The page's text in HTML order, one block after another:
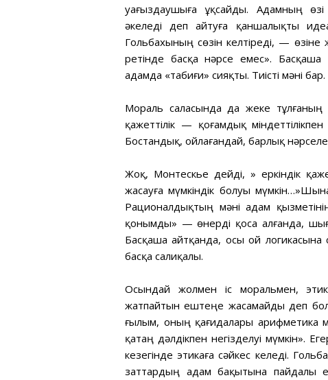
уағыздаушыға ұқсайды. Адамның
әкеледі деп айтуға қаншалықты
Гольбахының сөзін келтіреді, — өзіне
ретінде басқа нәрсе емес».
адамда «табиғи» сияқты. Тиісті мәні бар.
Мораль саласында да жеке тұлғаның
қажеттілік — қоғамдық
Бостандық, ойлағандай, барлық
Жоқ, Монтескье дейді, » еркіндік
жасауға мүмкіндік болуы
Рационалдықтың мәні адам
қонымды» — өнерді қоса алғанда,
Басқаша айтқанда, осы ой
басқа салиқалы.
Осындай жолмен іс моральмен,
жатпайтын ештеңе жасамайды деп
ғылым, оның қағидалары арифметика
қатаң дәлдікпен негізделуі мүмкін».
кезегінде этикаға сәйкес келеді.
заттардың адам бақытына пайдалы